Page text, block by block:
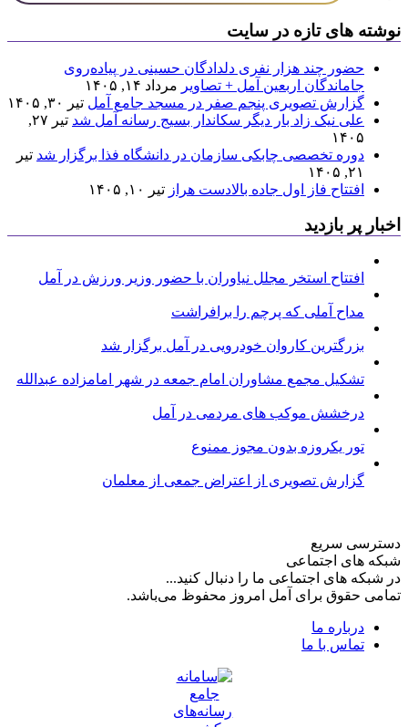
نوشته های تازه در سایت
حضور چند هزار نفری دلدادگان حسینی در پیاده‌روی
جاماندگان اربعین آمل + تصاویر مرداد ۱۴, ۱۴۰۵
گزارش تصویری پنجم صفر در مسجد جامع آمل تیر ۳۰, ۱۴۰۵
علی نیک زاد بار دیگر سکاندار بسیج رسانه آمل شد
تیر ۲۷,
۱۴۰۵
دوره تخصصی چابکی سازمان در دانشگاه فذا برگزار شد تیر
۲۱, ۱۴۰۵
افتتاح فاز اول جاده بالادست هراز تیر ۱۰, ۱۴۰۵
اخبار پر بازدید
افتتاح استخر مجلل نیاوران با حضور وزیر ورزش در آمل
مداح آملی که پرچم را برافراشت
بزرگترین کاروان خودرویی در آمل برگزار شد
تشکیل مجمع مشاوران امام جمعه در شهر امامزاده عبدالله
درخشش موکب های مردمی در آمل
تور یکروزه بدون مجوز ممنوع
گزارش تصویری از اعتراض جمعی از معلمان
دسترسی سریع
شبکه های اجتماعی
در شبکه های اجتماعی ما را دنبال کنید...
تمامی حقوق برای آمل امروز محفوظ می‌باشد.
درباره ما
تماس با ما